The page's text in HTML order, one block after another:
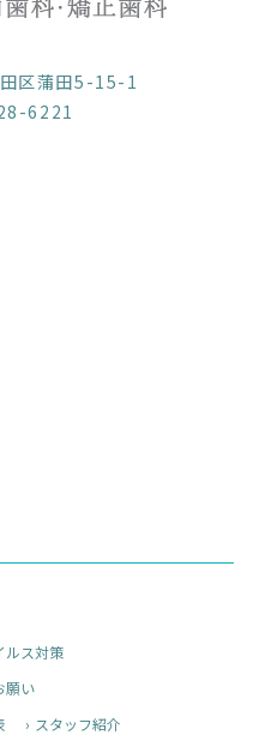
区蒲田5-15-1
6221
ルス対策
願い
スタッフ紹介